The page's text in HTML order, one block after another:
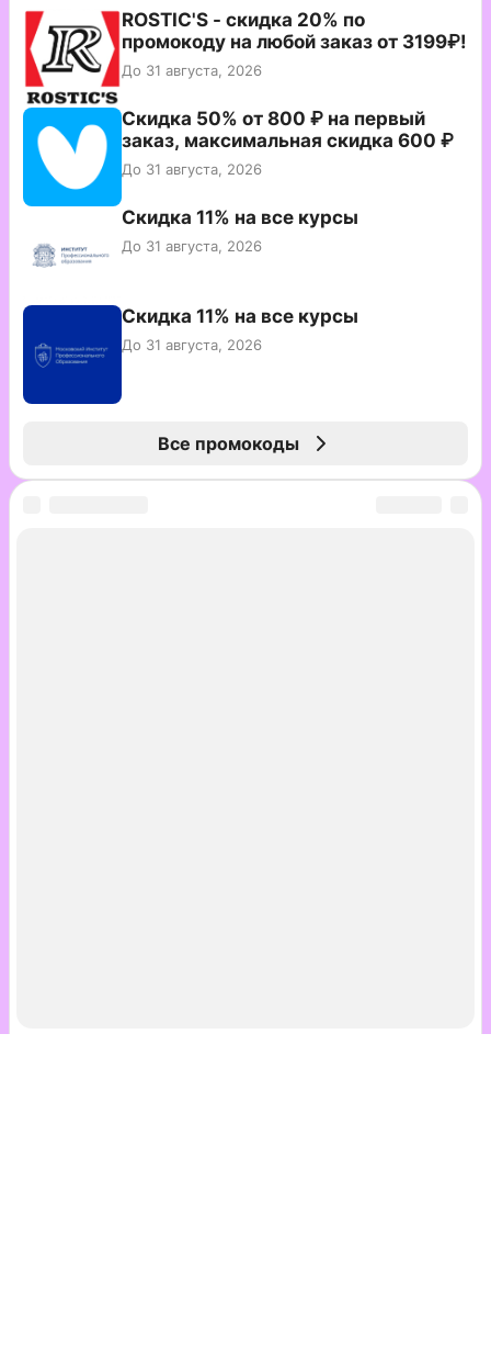
ROSTIC'S - скидка 20% по
промокоду на любой заказ от 3199₽!
До 31 августа, 2026
Скидка 50% от 800 ₽ на первый
заказ, максимальная скидка 600 ₽
До 31 августа, 2026
Скидка 11% на все курсы
До 31 августа, 2026
Скидка 11% на все курсы
До 31 августа, 2026
Все промокоды